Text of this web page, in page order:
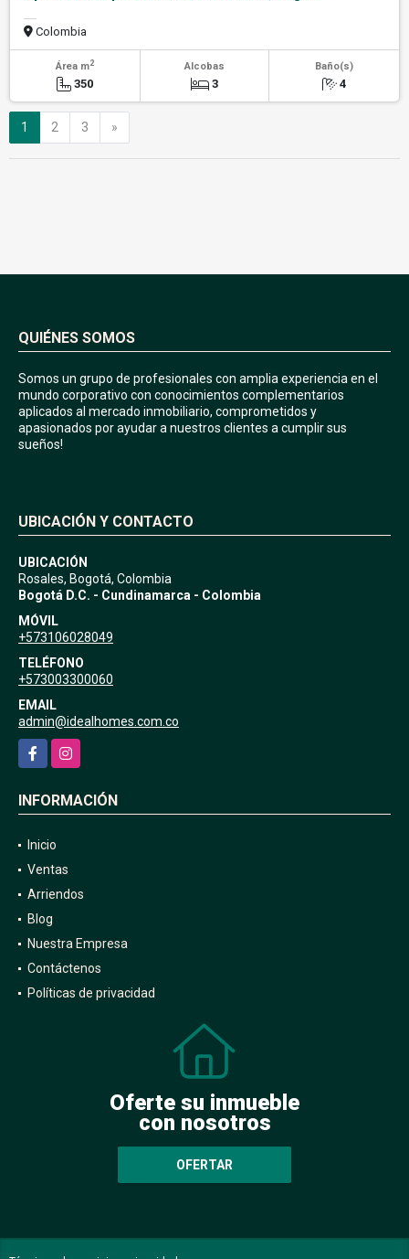
Colombia
Área m2
350
Alcobas
3
Baño(s)
4
1 2 3 »
QUIÉNES SOMOS
Somos un grupo de profesionales con amplia experiencia en el
mundo corporativo con conocimientos complementarios
aplicados al mercado inmobiliario, comprometidos y
apasionados por ayudar a nuestros clientes a cumplir sus
sueños!
UBICACIÓN Y CONTACTO
UBICACIÓN
Rosales, Bogotá, Colombia
Bogotá D.C. - Cundinamarca - Colombia
MÓVIL
+573106028049
TELÉFONO
+573003300060
EMAIL
admin@idealhomes.com.co
FacebookInstagram
INFORMACIÓN
Inicio
Ventas
Arriendos
Blog
Nuestra Empresa
Contáctenos
Políticas de privacidad
Oferte su inmueble
con nosotros
OFERTAR